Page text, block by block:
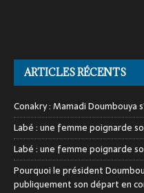
ARTICLES RÉCENTS
Conakry : Mamadi Doumbouya
Labé : une femme poignarde
Labé : une femme poignarde
Pourquoi le président
publiquement son départ en